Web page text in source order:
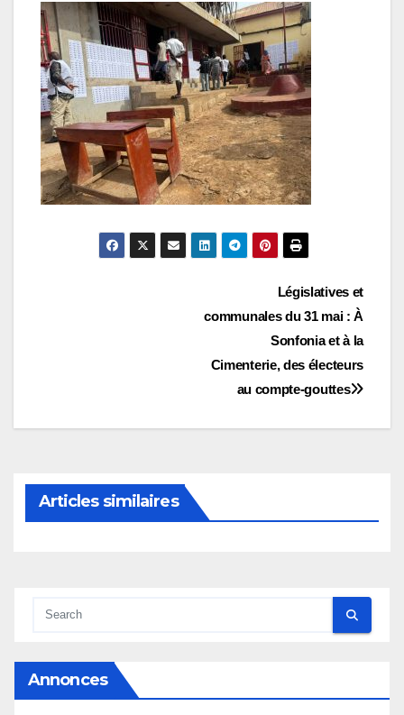
Législatives et
communales du 31 mai : À
Sonfonia et à la
Cimenterie, des électeurs
au compte-gouttes
Articles similaires
Annonces